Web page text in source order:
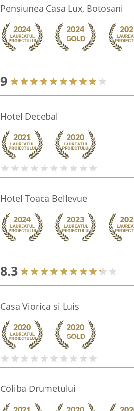
Pensiunea Casa Lux, Botosani
9
Hotel Decebal
Hotel Toaca Bellevue
8.3
Casa Viorica si Luis
Coliba Drumetului